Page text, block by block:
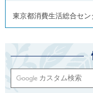
東京都消費生活総合セ